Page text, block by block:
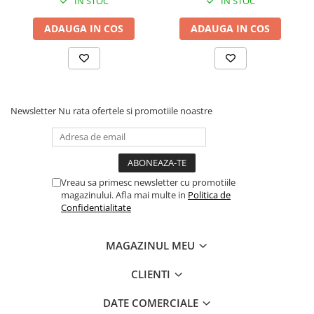
ADAUGA IN COS ADAUGA IN COS
Newsletter Nu rata ofertele si promotiile noastre
Vreau sa primesc newsletter cu promotiile
magazinului. Afla mai multe in Politica de
Confidentialitate
MAGAZINUL MEU
CLIENTI
DATE COMERCIALE